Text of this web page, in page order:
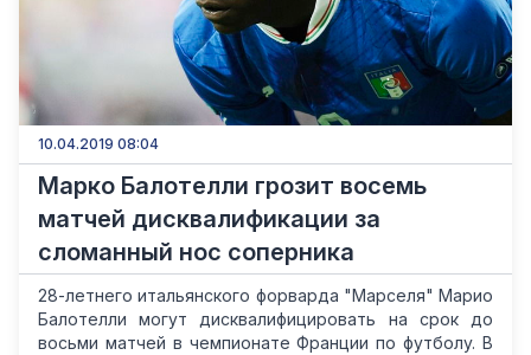
10.04.2019 08:04
Марко Балотелли грозит восемь
матчей дисквалификации за
сломанный нос соперника
28-летнего итальянского форварда "Марселя" Марио
Балотелли могут дисквалифицировать на срок до
восьми матчей в чемпионате Франции по футболу. В